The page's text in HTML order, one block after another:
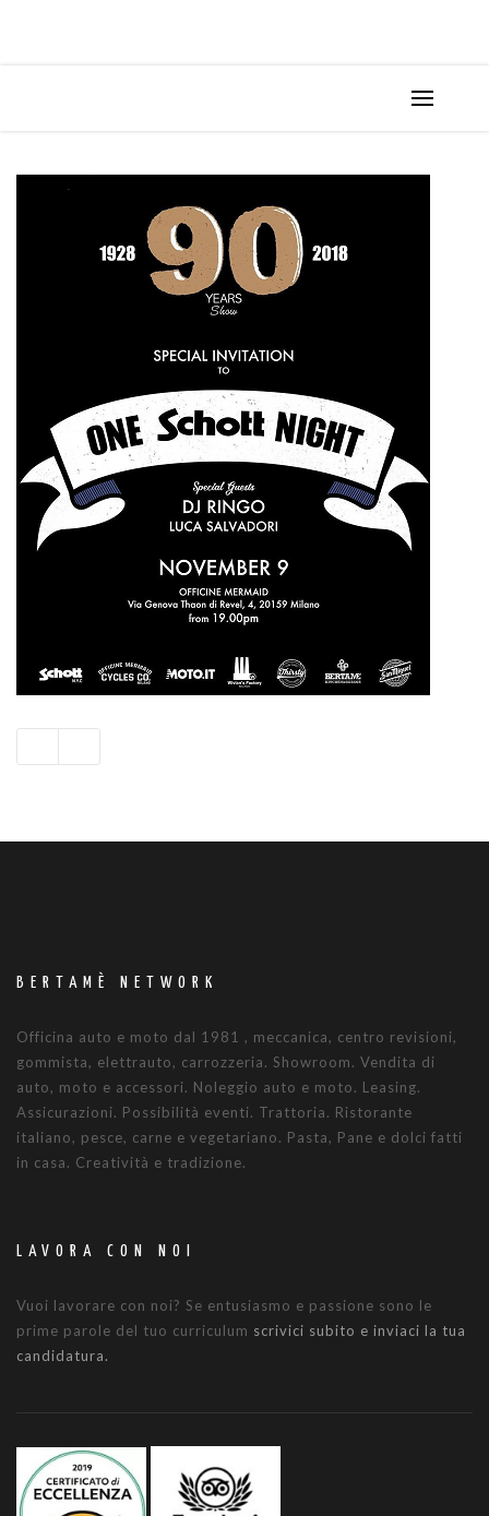
BERTAMÈ NETWORK
Officina auto e moto dal 1981 , meccanica, centro revisioni,
gommista, elettrauto, carrozzeria. Showroom. Vendita di
auto, moto e accessori. Noleggio auto e moto. Leasing.
Assicurazioni. Possibilità eventi. Trattoria. Ristorante
italiano, pesce, carne e vegetariano. Pasta, Pane e dolci fatti
in casa. Creatività e tradizione.
LAVORA CON NOI
Vuoi lavorare con noi? Se entusiasmo e passione sono le
prime parole del tuo curriculum scrivici subito e inviaci la tua
candidatura.